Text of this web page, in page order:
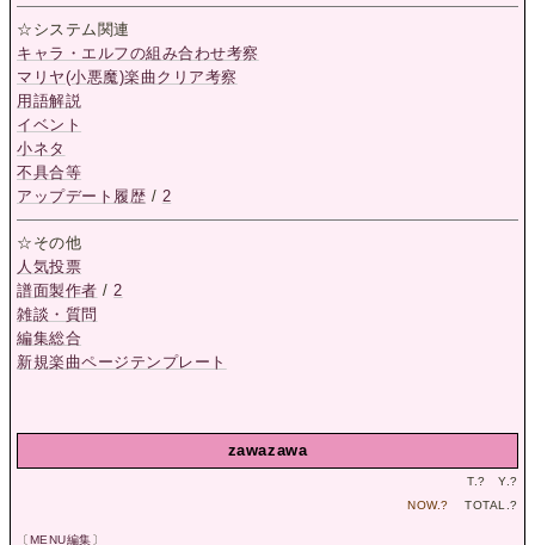
☆システム関連
キャラ・エルフの組み合わせ考察
マリヤ(小悪魔)楽曲クリア考察
用語解説
イベント
小ネタ
不具合等
アップデート履歴 / 2
☆その他
人気投票
譜面製作者 / 2
雑談・質問
編集総合
新規楽曲ページテンプレート
zawazawa
T.? Y.?
NOW.? TOTAL.?
〔MENU編集〕